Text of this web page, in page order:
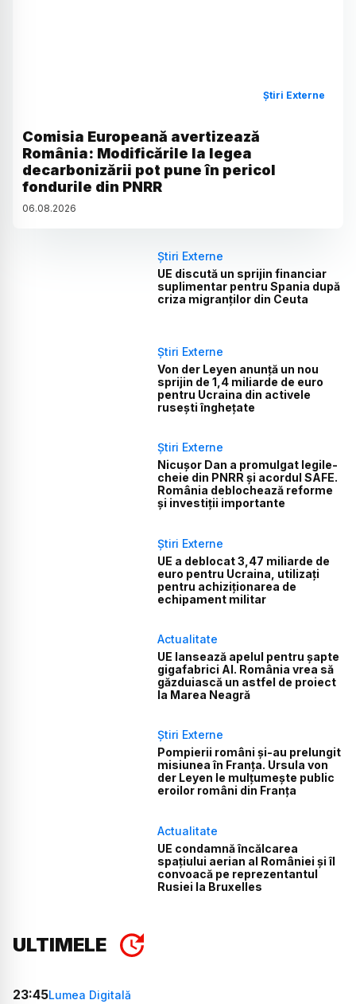
Știri Externe
Comisia Europeană avertizează
România: Modificările la legea
decarbonizării pot pune în pericol
fondurile din PNRR
06.08.2026
Știri Externe
UE discută un sprijin financiar
suplimentar pentru Spania după
criza migranților din Ceuta
Știri Externe
Von der Leyen anunță un nou
sprijin de 1,4 miliarde de euro
pentru Ucraina din activele
rusești înghețate
Știri Externe
Nicușor Dan a promulgat legile-
cheie din PNRR și acordul SAFE.
România deblochează reforme
și investiții importante
Știri Externe
UE a deblocat 3,47 miliarde de
euro pentru Ucraina, utilizați
pentru achiziționarea de
echipament militar
Actualitate
UE lansează apelul pentru șapte
gigafabrici AI. România vrea să
găzduiască un astfel de proiect
la Marea Neagră
Știri Externe
Pompierii români și-au prelungit
misiunea în Franța. Ursula von
der Leyen le mulțumește public
eroilor români din Franța
Actualitate
UE condamnă încălcarea
spațiului aerian al României și îl
convoacă pe reprezentantul
Rusiei la Bruxelles
ULTIMELE
23:45Lumea Digitală